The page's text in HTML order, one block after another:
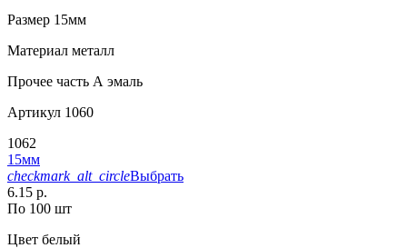
Размер 15мм
Материал металл
Прочее часть А эмаль
Артикул 1060
1062
15мм
checkmark_alt_circleВыбрать
6.15 р.
По 100 шт
Цвет белый